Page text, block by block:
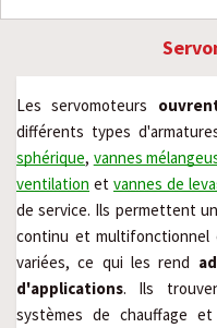
Les servomoteurs
différents types
sphérique, vannes
ventilation et vannes de
de service. Ils permettent
continu et multifonctionnel
variées, ce qui les rend
d'applications. Ils
systèmes de chauffage